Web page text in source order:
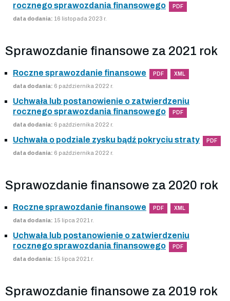
rocznego sprawozdania finansowego
PDF
data dodania: 16 listopada 2023 r.
Sprawozdanie finansowe za 2021 rok
Roczne sprawozdanie finansowe PDF XML
data dodania: 6 października 2022 r.
Uchwała lub postanowienie o zatwierdzeniu
rocznego sprawozdania finansowego
PDF
data dodania: 6 października 2022 r.
Uchwała o podziale zysku bądź pokryciu straty PDF
data dodania: 6 października 2022 r.
Sprawozdanie finansowe za 2020 rok
Roczne sprawozdanie finansowe PDF XML
data dodania: 15 lipca 2021 r.
Uchwała lub postanowienie o zatwierdzeniu
rocznego sprawozdania finansowego
PDF
data dodania: 15 lipca 2021 r.
Sprawozdanie finansowe za 2019 rok